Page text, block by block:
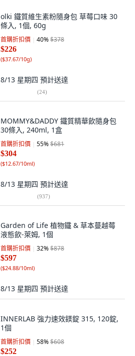
olki 鐵質維生素粉隨身包 草莓口味 30
條入, 1個, 60g
首購折扣價 40%$378
$226
($37.67/10g)
8/13 星期四 預計送達
(24)
MOMMY&DADDY 鐵質精華飲隨身包
30條入, 240ml, 1盒
首購折扣價 55%$681
$304
($12.67/10ml)
8/13 星期四 預計送達
(937)
Garden of Life 植物鐵 & 草本蔓越莓
液態飲-萊姆, 1個
首購折扣價 32%$878
$597
($24.88/10ml)
8/13 星期四 預計送達
INNERLAB 強力速效鎂錠 315, 120錠,
1個
首購折扣價 58%$608
$252